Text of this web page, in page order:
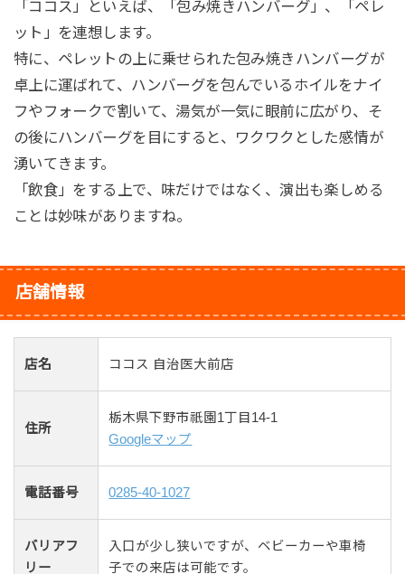
「ココス」といえば、「包み焼きハンバーグ」、「ペレ
ット」を連想します。
特に、ペレットの上に乗せられた包み焼きハンバーグが
卓上に運ばれて、ハンバーグを包んでいるホイルをナイ
フやフォークで割いて、湯気が一気に眼前に広がり、そ
の後にハンバーグを目にすると、ワクワクとした感情が
湧いてきます。
「飲食」をする上で、味だけではなく、演出も楽しめる
ことは妙味がありますね。
店舗情報
店名 ココス 自治医大前店
住所
栃木県下野市祇園1丁目14-1
Googleマップ
電話番号 0285-40-1027
バリアフ
リー
入口が少し狭いですが、ベビーカーや車椅
子での来店は可能です。